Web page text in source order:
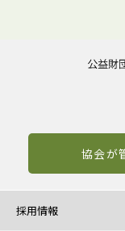
協会が
採用情報